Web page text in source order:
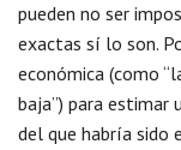
pueden no ser
exactas sí lo son.
económica (como
baja”) para estimar
del que habría sido